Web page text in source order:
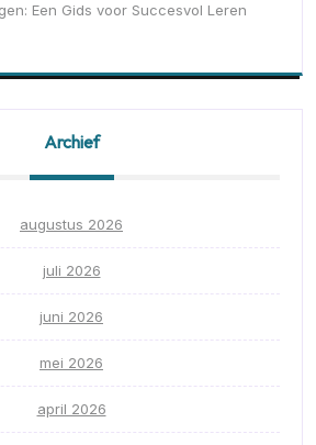
Een Gids voor Succesvol Leren
Archief
augustus 2026
juli 2026
juni 2026
mei 2026
april 2026